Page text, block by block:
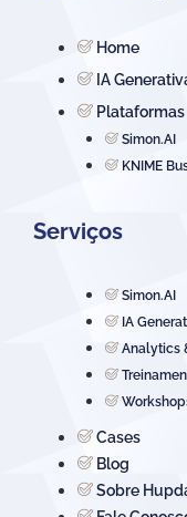
Home
IA
Plataformas
Simon.AI
KNIME
Serviços
Simon.AI
IA
Analytics
Cases
Blog
Sobre